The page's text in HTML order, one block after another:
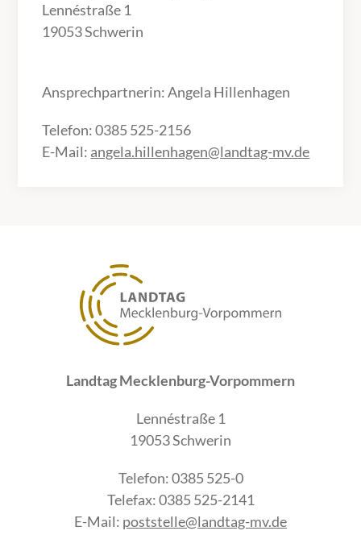
Lennéstraße 1
19053 Schwerin
Ansprechpartnerin: Angela Hillenhagen
Telefon: 0385 525-2156
E-Mail: angela.hillenhagen@landtag-mv.de
Landtag Mecklenburg-Vorpommern
Lennéstraße 1
19053 Schwerin
Telefon: 0385 525-0
Telefax: 0385 525-2141
E-Mail: poststelle@landtag-mv.de